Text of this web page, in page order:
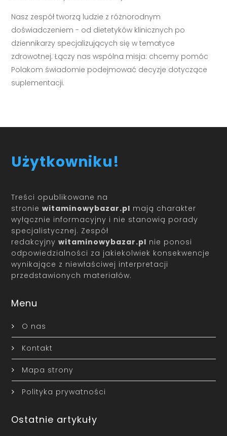
Nasz zespół tworzą ludzie z różnorodnym
doświadczeniem - od dietetyków klinicznych po
dziennikarzy specjalizujących się w tematyce
zdrowotnej. Łączy nas wspólna misja: chcemy pomóc
Polakom świadomie podejmować decyzje dotyczące
suplementacji.
Użytkowniku!
Treści opublikowane na
stroniewitaminowybazar.pl mają charakter
wyłącznie informacyjny i nie stanowią porady
specjalistycznej. Zespół
redakcyjnywitaminowybazar.pl nie ponosi
odpowiedzialności za jakiekolwiek konsekwencje
wynikające z niewłaściwej interpretacji
przedstawionych materiałów.
Menu
O nas
Kontakt
Mapa strony
Polityka prywatności
Ostatnie artykuły